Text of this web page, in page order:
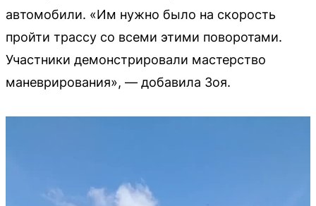
автомобили. «Им нужно было на скорость
пройти трассу со всеми этими поворотами.
Участники демонстрировали мастерство
маневрирования», — добавила Зоя.